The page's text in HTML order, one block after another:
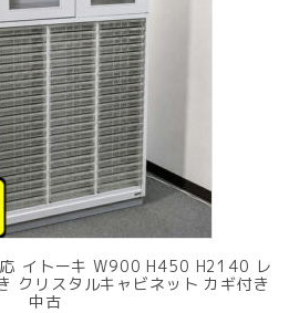
イトーキ W900 H450 H2140 レ
クリスタルキャビネット カギ付き
中古